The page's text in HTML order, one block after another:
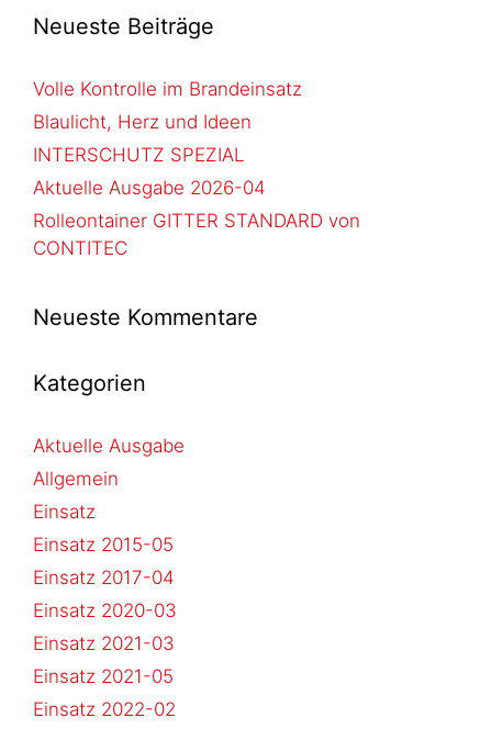
Neueste Beiträge
Volle Kontrolle im Brandeinsatz
Blaulicht, Herz und Ideen
INTERSCHUTZ SPEZIAL
Aktuelle Ausgabe 2026-04
Rolleontainer GITTER STANDARD von
CONTITEC
Neueste Kommentare
Kategorien
Aktuelle Ausgabe
Allgemein
Einsatz
Einsatz 2015-05
Einsatz 2017-04
Einsatz 2020-03
Einsatz 2021-03
Einsatz 2021-05
Einsatz 2022-02